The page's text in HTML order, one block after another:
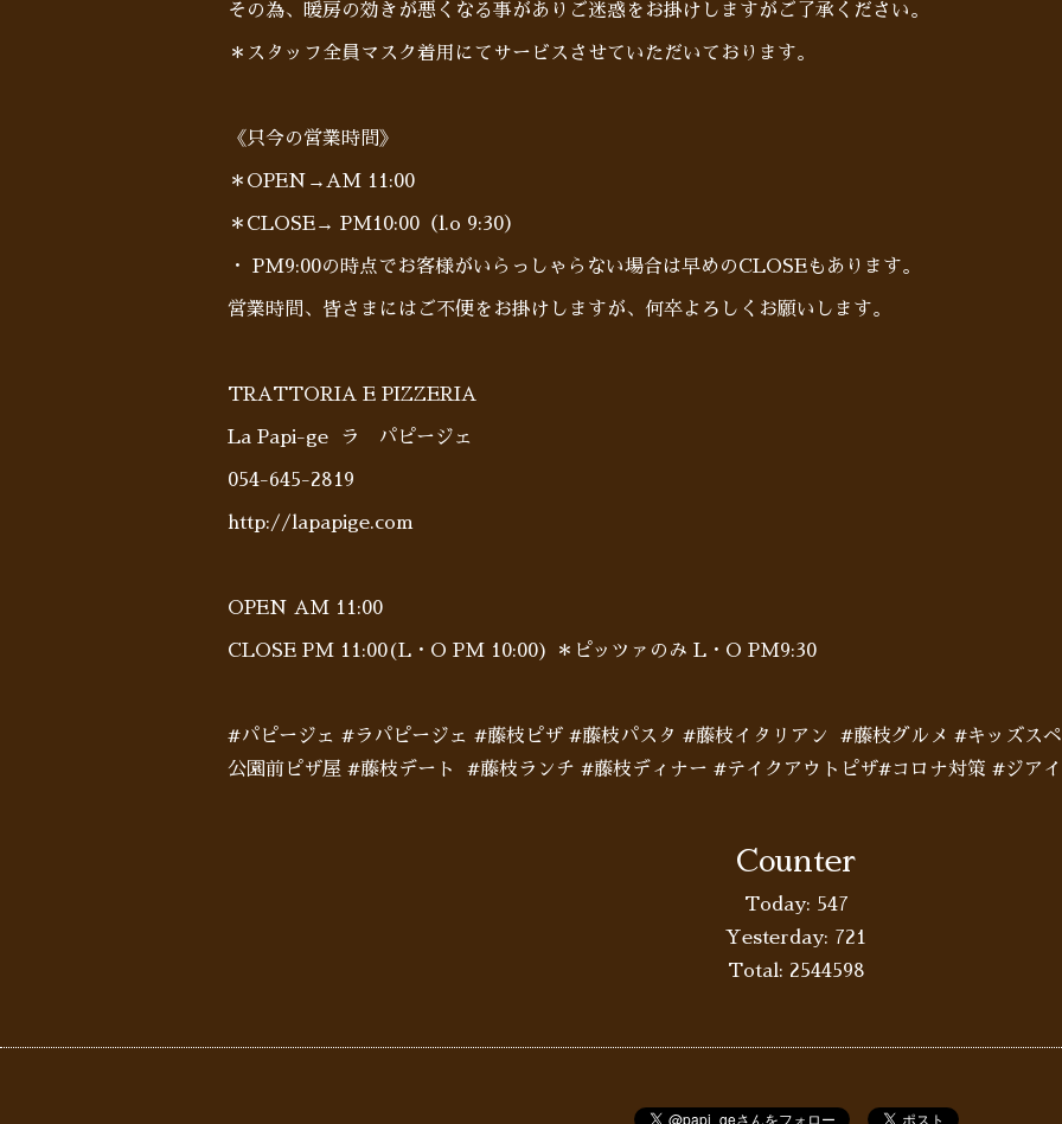
その為、暖房の効きが悪くなる事がありご迷惑をお掛けしますがご了承ください。
＊スタッフ全員マスク着用にてサービスさせていただいております。
《只今の営業時間》
＊OPEN→AM 11:00
＊CLOSE→ PM10:00（l.o 9:30）
・ PM9:00の時点でお客様がいらっしゃらない場合は早めのCLOSEもあります。
営業時間、皆さまにはご不便をお掛けしますが、何卒よろしくお願いします。
TRATTORIA E PIZZERIA
La Papi-ge ラ パピージェ
054-645-2819
http://lapapige.com
OPEN AM 11:00
CLOSE PM 11:00(L・O PM 10:00) ＊ピッツァのみ L・O PM9:30
#パピージェ #ラパピージェ #藤枝ピザ #藤枝パスタ #藤枝イタリアン #藤枝グルメ #キッズス
公園前ピザ屋 #藤枝デート #藤枝ランチ #藤枝ディナー #テイクアウトピザ#コロナ対策 #ジア
Counter
Today: 547
Yesterday: 721
Total: 2544598